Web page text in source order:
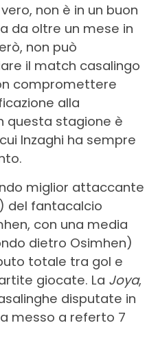
vero, non è in un buon
da oltre un mese in
non può
il match casalingo
compromettere
alla
questa stagione è
Inzaghi ha sempre
miglior attaccante
del fantacalcio
con una media
dietro Osimhen)
totale tra gol e
giocate. La Joya,
disputate in
messo a referto 7